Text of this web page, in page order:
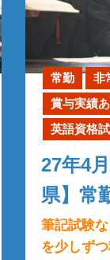
常勤 非
賞与実績
英語資格
27年4
県】常
筆記試験
を少しず